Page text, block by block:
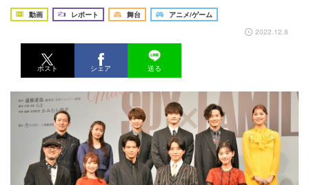
動画 レポート 舞台
アニメ/ゲーム
2022.12.8
ポスト シェア 送る